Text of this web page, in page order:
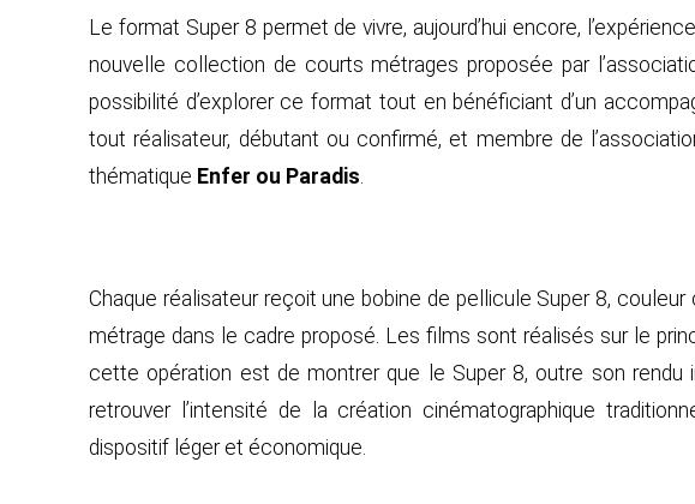
Le format Super 8 permet de vivre, aujourd’hui encore,
nouvelle collection de courts métrages proposée par
possibilité d’explorer ce format tout en bénéficiant d’un
tout réalisateur, débutant ou confirmé, et membre de
thématique Enfer ou Paradis.
Chaque réalisateur reçoit une bobine de pellicule Super 8,
métrage dans le cadre proposé. Les films sont réalisés sur le
cette opération est de montrer que le Super 8, outre son rendu
retrouver l’intensité de la création cinématographique
dispositif léger et économique.